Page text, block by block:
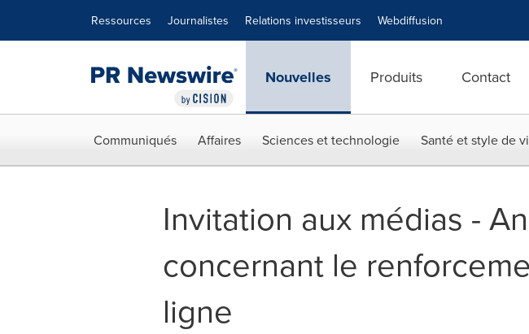
Ressources Journalistes Relations investisseurs Webdiffusion
Nouvelles Produits Contact
Communiqués Affaires Sciences et technologie Santé et style de
Invitation aux médias -
concernant le
ligne